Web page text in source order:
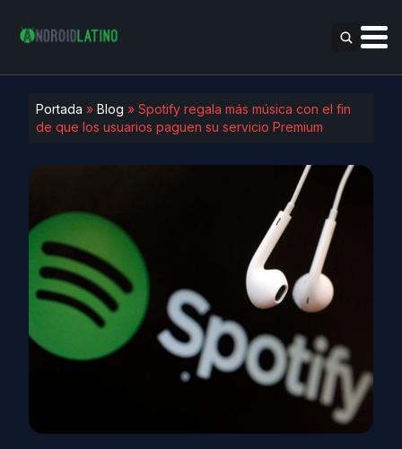
Portada » Blog » Spotify regala más música con el fin
de que los usuarios paguen su servicio Premium